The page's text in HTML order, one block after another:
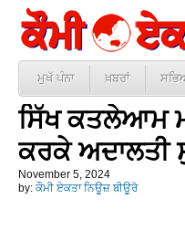
ਮੁਖੱ ਪੰਨਾ ਖ਼ਬਰਾਂ
ਸਿੱਖ ਕਤਲੇਆਮ
ਕਰਕੇ ਅਦਾਲਤੀ
November 5, 2024
by: ਕੌਮੀ ਏਕਤਾ ਨਿਊਜ਼ ਬੀਊਰੋ